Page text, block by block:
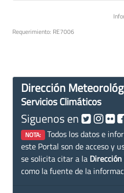
Requerimiento: RE7006
Dirección
Servicios Climáticos
Siguenos en
NOTA: Todos los datos e
este Portal son de acceso y
se solicita citar a la
como la fuente de la